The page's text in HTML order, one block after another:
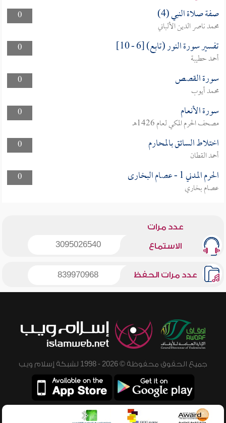
0 صفة صلاة النبي (4)
محمد ناصر الدين الألباني
0
تفسير سورة النور (تابع) [6 - 10]
أحمد حطيبة
0
سورة القصص
محمد أيوب
0
سورة الأنعام
مصحف الحرم المكي لعام 1426هـ
0
اختلاط السائق بالمحارم
أحمد القطان
0
الحرم المدني 1 - عصام البخارى
عصام بخاري
عدد مرات
الاستماع 3095026540
عدد مرات الحفظ 839970968
جميع الحقوق محفوظة © 2026 - 1998 لشبكة إسلام ويب